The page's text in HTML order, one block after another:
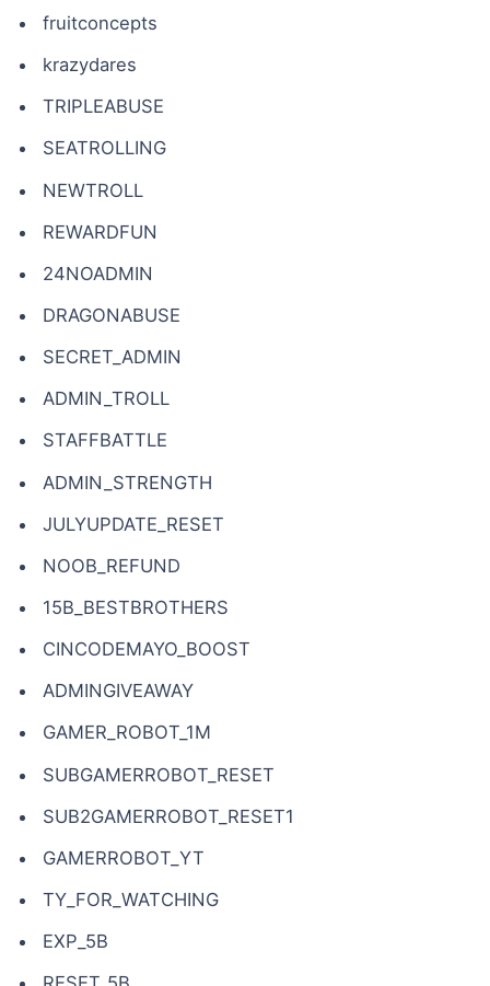
fruitconcepts
krazydares
TRIPLEABUSE
SEATROLLING
NEWTROLL
REWARDFUN
24NOADMIN
DRAGONABUSE
SECRET_ADMIN
ADMIN_TROLL
STAFFBATTLE
ADMIN_STRENGTH
JULYUPDATE_RESET
NOOB_REFUND
15B_BESTBROTHERS
CINCODEMAYO_BOOST
ADMINGIVEAWAY
GAMER_ROBOT_1M
SUBGAMERROBOT_RESET
SUB2GAMERROBOT_RESET1
GAMERROBOT_YT
TY_FOR_WATCHING
EXP_5B